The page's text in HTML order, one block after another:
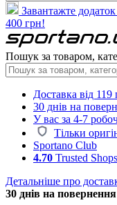
Завантажте
400 грн!
Пошук за товаром,
Доставка від 119
30 днів на
У вас за 4-7
Тільки
Sportano Club
4.70 Trusted Shops
Детальніше про
30 днів на